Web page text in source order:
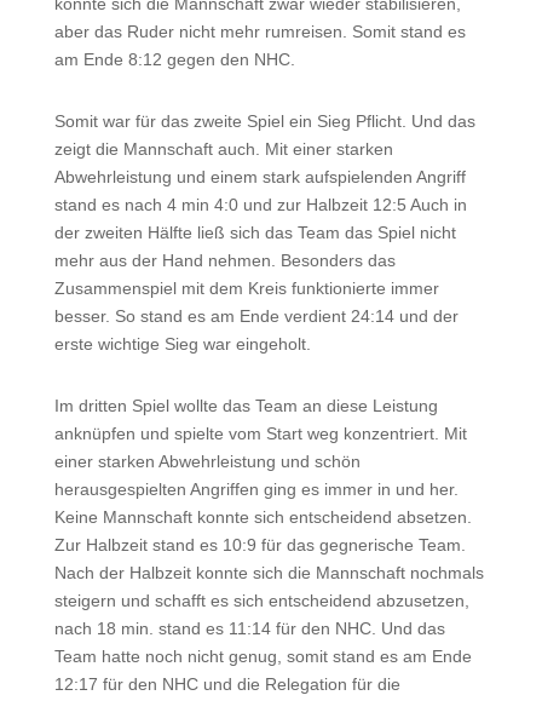
aber das Ruder nicht mehr rumreisen. Somit stand es
am Ende 8:12 gegen den NHC.
Somit war für das zweite Spiel ein Sieg Pflicht. Und das
zeigt die Mannschaft auch. Mit einer starken
Abwehrleistung und einem stark aufspielenden Angriff
stand es nach 4 min 4:0 und zur Halbzeit 12:5 Auch in
der zweiten Hälfte ließ sich das Team das Spiel nicht
mehr aus der Hand nehmen. Besonders das
Zusammenspiel mit dem Kreis funktionierte immer
besser. So stand es am Ende verdient 24:14 und der
erste wichtige Sieg war eingeholt.
Im dritten Spiel wollte das Team an diese Leistung
anknüpfen und spielte vom Start weg konzentriert. Mit
einer starken Abwehrleistung und schön
herausgespielten Angriffen ging es immer in und her.
Keine Mannschaft konnte sich entscheidend absetzen.
Zur Halbzeit stand es 10:9 für das gegnerische Team.
Nach der Halbzeit konnte sich die Mannschaft nochmals
steigern und schafft es sich entscheidend abzusetzen,
nach 18 min. stand es 11:14 für den NHC. Und das
Team hatte noch nicht genug, somit stand es am Ende
12:17 für den NHC und die Relegation für die